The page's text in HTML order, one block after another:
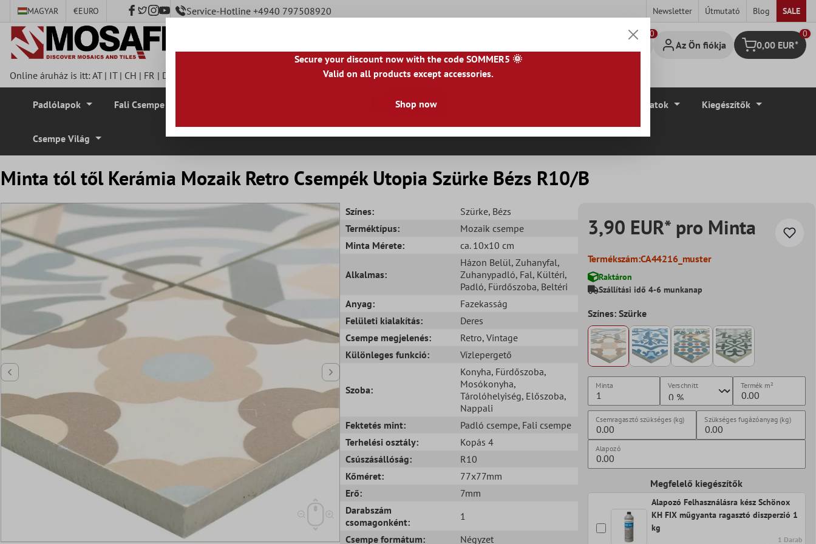
tartalomra
MAGYAR €EURO Service-Hotline +4940 797508920 Newsletter Útmutató Blog SALE
Az Ön fiókja Bevásárló kosár
0
0,00 EUR*
Online áruház is itt:AT| IT| CH | FR | DE |PL|PT|FI|GR|RO|NO|HU|BG|HR|
Padlólapok Fali Csempe Teraszlapok Padlóburkolatok Kiegészítők
Csempe Világ
Minta tól től Kerámia Mozaik Retro Csempék Utopia Szürke Bézs R10/B
Színes: Szürke, Bézs
Terméktípus:
Mozaik csempe
Minta Mérete:
ca. 10x10 cm
Alkalmas:
Házon Belül, Zuhanyfal,
Zuhanypadló, Fal, Kültéri,
Padló, Fürdőszoba, Beltéri
Anyag:
Fazekasság
Felületi kialakítás:
Deres
Csempe megjelenés:
Retro, Vintage
Különleges funkció:
Vízlepergető
Szoba:
Konyha, Fürdőszoba,
Mosókonyha,
Tárolóhelyiség, Előszoba,
Nappali
Fektetés mint:
Padló csempe, Fali csempe
Terhelési osztály:
Kopás 4
Csúszásállóság:
R10
Kőméret:
77x77mm
Erő:
7mm
Darabszám
csomagonként:
1
Csempe formátum:
Négyzet
3,90 EUR* pro Minta
Termékszám:CA44216_muster
Raktáron
Szállítási idő 4-6 munkanap
Színes: Szürke
Minta Verschnitt Termék m²
Csemragasztó szükséges (kg) Szükséges fugázóanyag (kg)
Alapozó
Megfelelő kiegészítők
Alapozó Felhasználásra kész Schönox
KH FIX műgyanta ragasztó diszperzió 1
kg
1 Darab
Secure your discount now with the code SOMMER5 🌞
Valid on all products except accessories.
Shop now